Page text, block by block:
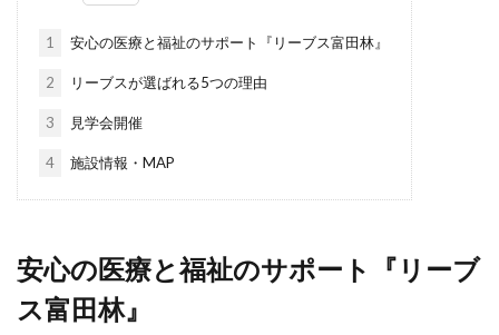
1 安心の医療と福祉のサポート『リーブス富田林』
2 リーブスが選ばれる5つの理由
3 見学会開催
4 施設情報・MAP
安心の医療と福祉のサポート『リーブ
ス富田林』